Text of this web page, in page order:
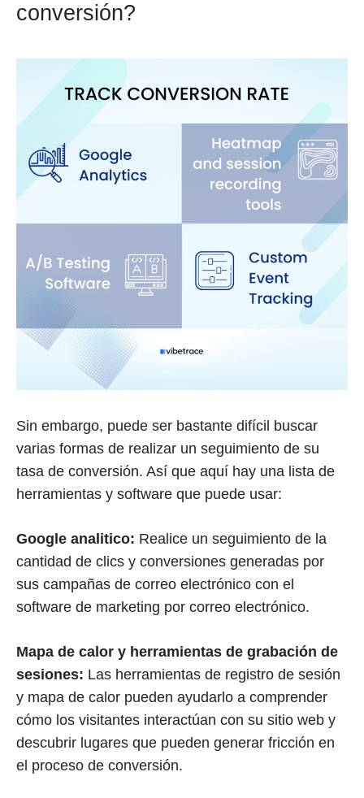
conversión?
Sin embargo, puede ser bastante difícil buscar
varias formas de realizar un seguimiento de su
tasa de conversión. Así que aquí hay una lista de
herramientas y software que puede usar:
Google analitico: Realice un seguimiento de la
cantidad de clics y conversiones generadas por
sus campañas de correo electrónico con el
software de marketing por correo electrónico.
Mapa de calor y herramientas de grabación de
sesiones: Las herramientas de registro de sesión
y mapa de calor pueden ayudarlo a comprender
cómo los visitantes interactúan con su sitio web y
descubrir lugares que pueden generar fricción en
el proceso de conversión.